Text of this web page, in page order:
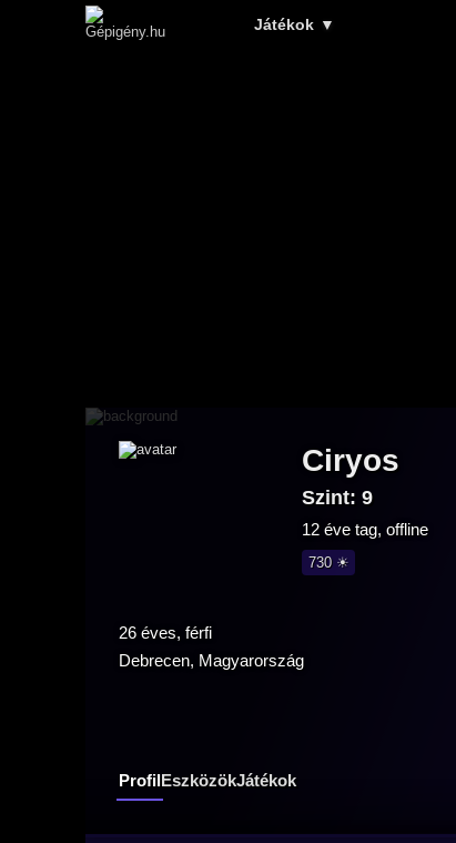
Játékok ▼
Ciryos
Szint: 9
12 éve tag, offline
730 ☀
26 éves, férfi
Debrecen, Magyarország
ProfilEszközökJátékok